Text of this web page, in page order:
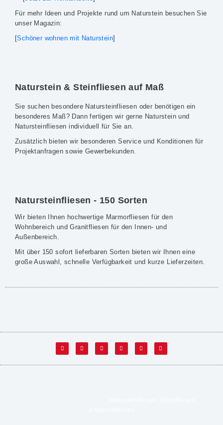
Für mehr Ideen und Projekte rund um Naturstein besuchen Sie
unser Magazin:
[Schöner wohnen mit Naturstein]
Naturstein & Steinfliesen auf Maß
Sie suchen besondere Natursteinfliesen oder benötigen ein
besonderes Maß? Dann fertigen wir gerne Naturstein und
Natursteinfliesen individuell für Sie an.
Zusätzlich bieten wir besonderen Service und Konditionen für
Projektanfragen sowie Gewerbekunden.
Natursteinfliesen - 150 Sorten
Wir bieten Ihnen hochwertige Marmorfliesen für den
Wohnbereich und Granitfliesen für den Innen- und
Außenbereich.
Mit über 150 sofort lieferbaren Sorten bieten wir Ihnen eine
große Auswahl, schnelle Verfügbarkeit und kurze Lieferzeiten.